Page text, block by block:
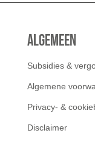
Algemeen
Subsidies &
Algemene
Privacy- &
Disclaimer